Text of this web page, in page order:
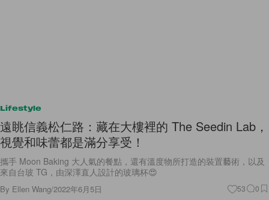
Lifestyle
遠眺信義松仁路：藏在大樓裡的 The Seedin Lab，
視覺和味蕾都是滿分享受！
攜手 Moon Baking 大人氣的餐點，還有溫度物所打造的裝置藝術，以及
來自台玻 TG，由深澤直人設計的玻璃杯😍
By Ellen Wang/2022年6月5日 53 0